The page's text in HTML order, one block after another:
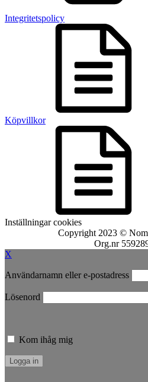
Integritetspolicy
Köpvillkor
Inställningar cookies
Copyright 2023 ©
Org.nr
X
Användarnamn eller e-postadress
Lösenord
Kom ihåg mig